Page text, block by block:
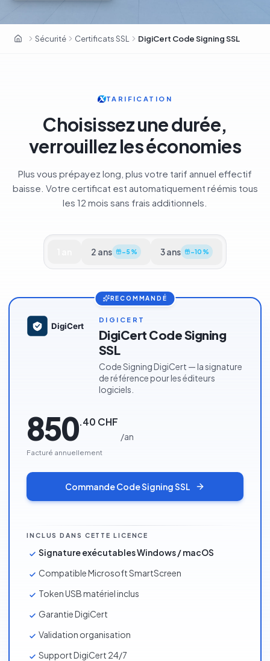
DigiCert · Fortune 500 · CA premium
OxaHost Suisse
Sécurité Certificats SSL DigiCert Code Signing SSL
TARIFICATION
Choisissez une durée,
verrouillez les économies
Plus vous prépayez long, plus votre tarif annuel effectif
baisse. Votre certificat est automatiquement réémis tous
les 12 mois sans frais additionnels.
2 ans −5 % 3ans −10 %
RECOMMANDÉ
DIGICERT
DigiCert Code Signing
SSL
Code Signing DigiCert — la signature
de référence pour les éditeurs
logiciels.
850.40 CHF
/an
Facturé annuellement
CommandeCode Signing SSL
INCLUS DANS CETTE LICENCE
Signature exécutables Windows / macOS
Compatible Microsoft SmartScreen
Token USB matériel inclus
Garantie DigiCert
Validation organisation
Support DigiCert 24/7